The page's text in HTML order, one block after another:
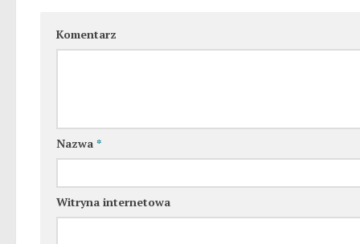
Komentarz
Nazwa *
Witryna internetowa